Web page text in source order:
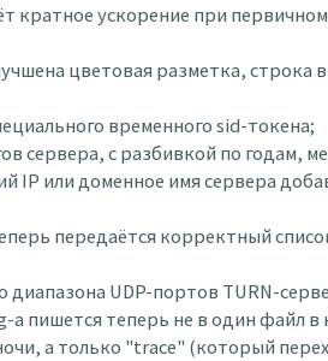
кратное ускорение при
цветовая разметка,
временного sid-токена;
сервера, с разбивкой по годам,
IP или доменное имя сервера
передаётся корректный
диапазона UDP-портов TURN-
пишется теперь не в один файл
а только "trace" (который